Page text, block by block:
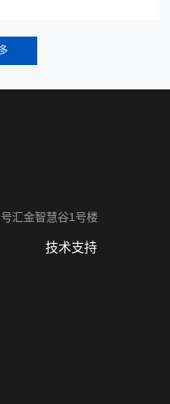
汇金智慧谷1号楼
技术支持